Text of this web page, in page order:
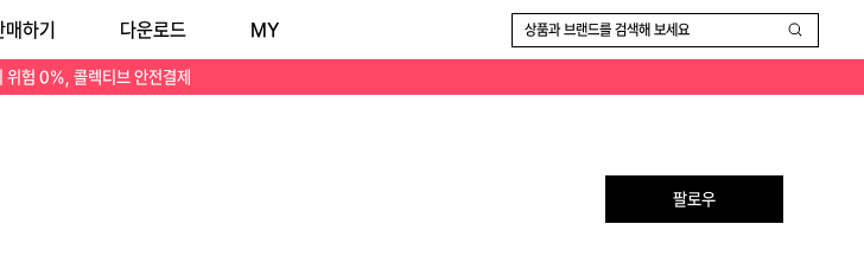
유의 클래식하고 실용적인 노르딕 디자인이 특징입니다. 더현대 서울 첫 매장 오픈 당시 10여 일 만에 4억 4000만 원의 매출을 올리며 한국 시장에서 높은 인기를 입증했습니다.
위험 0%, 콜렉티브 안전결제
매하기 다운로드 MY 상품과 브랜드를 검색해 보세요
팔로우